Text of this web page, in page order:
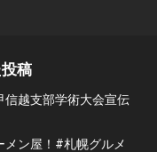
稿
信越支部学術大会宣伝
メン屋！#札幌グルメ